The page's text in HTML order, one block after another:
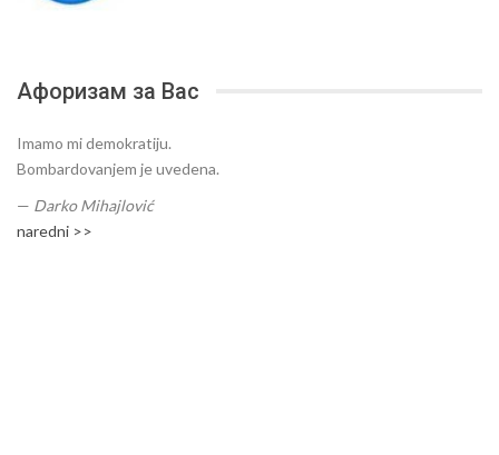
Афоризам за Вас
Imamo mi demokratiju.
Bombardovanjem je uvedena.
— Darko Mihajlović
naredni >>